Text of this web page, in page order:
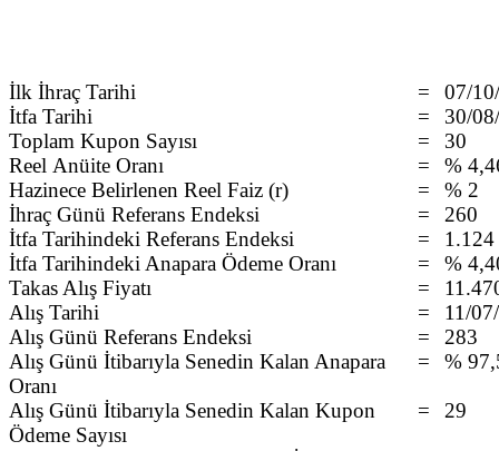
İlk İhraç Tarihi =
07/
İtfa Tarihi
=
30/
Toplam Kupon Sayısı
=
30
Reel Anüite Oranı
=
%
Hazinece Belirlenen Reel Faiz (r)
=
% 2
İhraç Günü Referans Endeksi
=
260
İtfa Tarihindeki Referans Endeksi
=
1.124
İtfa Tarihindeki Anapara Ödeme Oranı
=
%
Takas Alış Fiyatı
=
Alış Tarihi
=
11/
Alış Günü Referans Endeksi
=
283
Alış Günü İtibarıyla Senedin Kalan Anapara
Oranı
= %
Alış Günü İtibarıyla Senedin Kalan Kupon
Ödeme Sayısı
= 29